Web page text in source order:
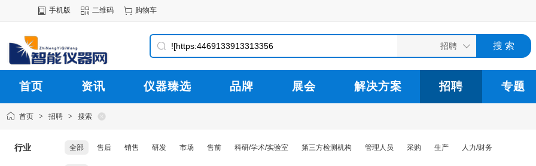
手机版 二维码 购物车
首页 资讯 仪器臻选 品牌 展会 解决方案 招聘 专题
首页 > 招聘 > 搜索
行业 全部 售后 销售 研发 市场 售前 科研/学术/实验室 第三方检测机构 管理人员 采购 生产 人力/财务